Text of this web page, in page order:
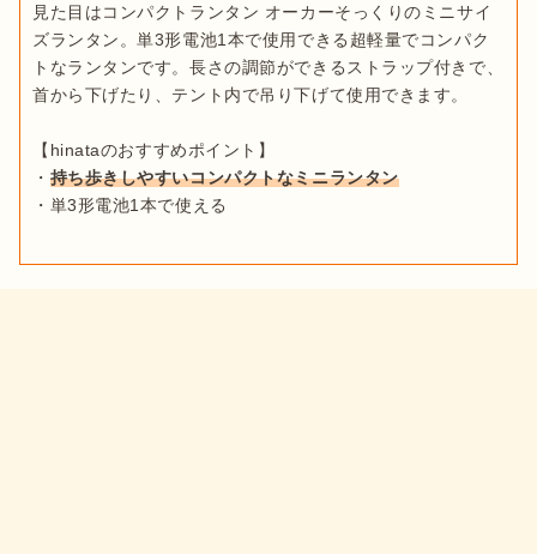
見た目はコンパクトランタン オーカーそっくりのミニサイ
ズランタン。単3形電池1本で使用できる超軽量でコンパク
トなランタンです。長さの調節ができるストラップ付きで、
首から下げたり、テント内で吊り下げて使用できます。
【hinataのおすすめポイント】
・ 持ち歩きしやすいコンパクトなミニランタン
・単3形電池1本で使える